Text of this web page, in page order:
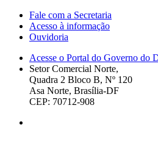
Fale com a Secretaria
Acesso à informação
Ouvidoria
Acesse o Portal do Governo do
Setor Comercial Norte,
Quadra 2 Bloco B, Nº 120
Asa Norte, Brasília-DF
CEP: 70712-908